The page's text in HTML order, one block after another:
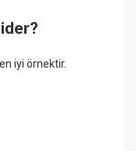
iyi örnektir.